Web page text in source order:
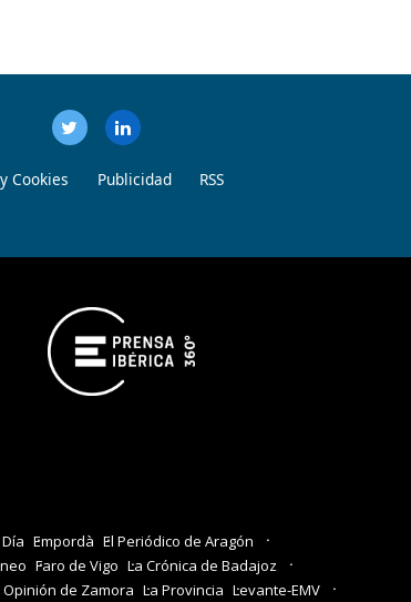
Cookies Publicidad RSS
Día Empordà El Periódico de Aragón
Faro de Vigo La Crónica de Badajoz
Opinión de Zamora La Provincia Levante-EMV